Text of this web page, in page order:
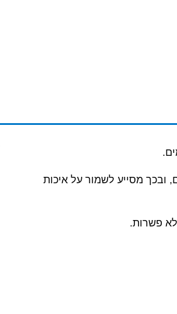
ובכך מסייע לשמור על איכות
פשרות.